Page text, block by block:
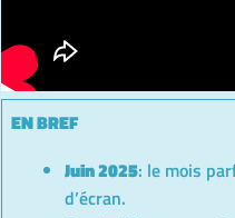
EN BREF
Juin 2025: le mois
d’écran.